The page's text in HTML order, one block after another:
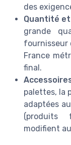
des
Quantité
grande
fournisseur
France
final.
palettes, la
adaptées
(produits
modifient